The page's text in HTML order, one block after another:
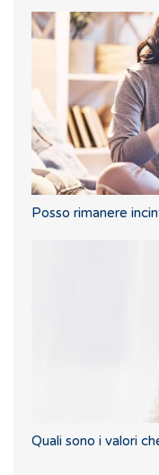
Posso rimanere
Quali sono i valori